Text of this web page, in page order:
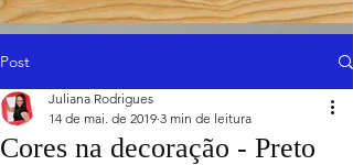
Post
Cores na decoração - Preto
Juliana Rodrigues
14 de mai. de 2019 3 min de leitura